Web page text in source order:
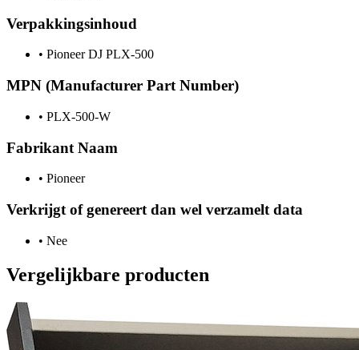
Verpakkingsinhoud
• Pioneer DJ PLX-500
MPN (Manufacturer Part Number)
• PLX-500-W
Fabrikant Naam
• Pioneer
Verkrijgt of genereert dan wel verzamelt data
• Nee
Vergelijkbare producten